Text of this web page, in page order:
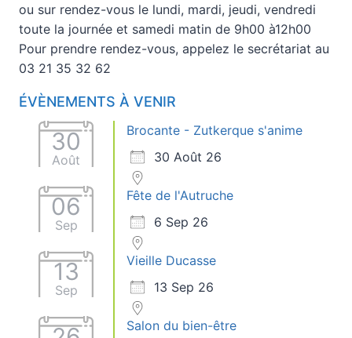
ou sur rendez-vous le lundi, mardi, jeudi, vendredi
toute la journée et samedi matin de 9h00 à12h00
Pour prendre rendez-vous, appelez le secrétariat au
03 21 35 32 62
ÉVÈNEMENTS À VENIR
30
Août
Brocante - Zutkerque s'anime
30 Août 26
06
Sep
Fête de l'Autruche
6 Sep 26
13
Sep
Vieille Ducasse
13 Sep 26
Salon du bien-être